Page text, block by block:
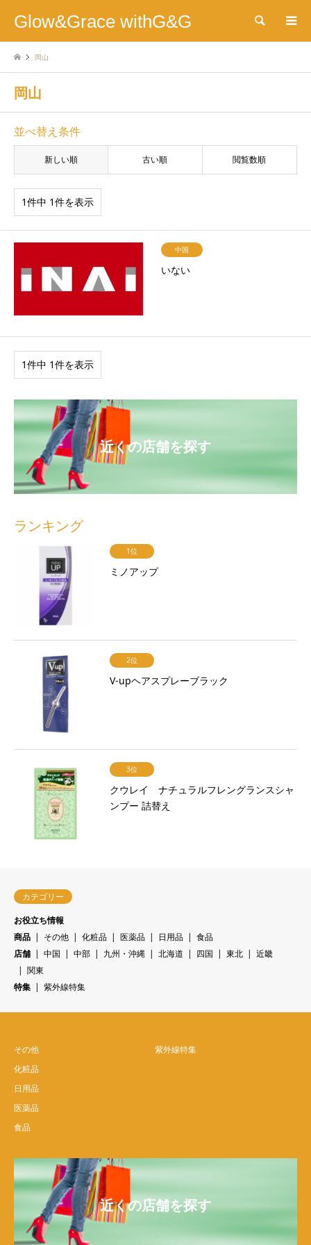
Glow&Grace withG&G 検索
岡山
岡山
並べ替え条件
新しい順 古い順 閲覧数順
1件中 1件を表示
中国
いない
1件中 1件を表示
近くの店舗を探す
ランキング
1位
ミノアップ
2位
V-upヘアスプレーブラック
3位
クウレイ ナチュラルフレングランスシャ
ンプー 詰替え
カテゴリー
お役立ち情報
商品
その他 化粧品 医薬品 日用品
食品
店舗
中国 中部 九州・沖縄 北海道 四国 東北
近畿
関東
特集
紫外線特集
その他
化粧品
日用品
医薬品
食品
紫外線特集
近くの店舗を探す